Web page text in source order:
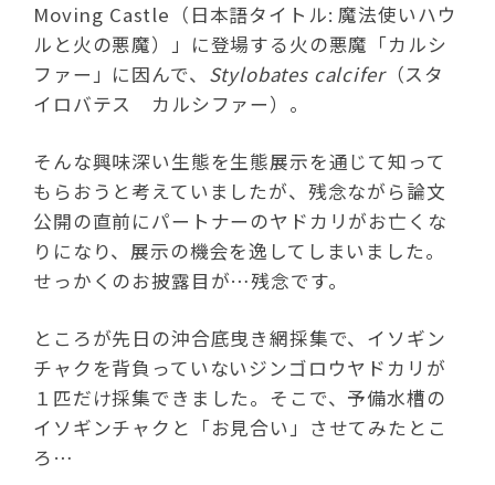
Moving Castle（日本語タイトル: 魔法使いハウ
ルと火の悪魔）」に登場する火の悪魔「カルシ
ファー」に因んで、 Stylobates calcifer（スタ
イロバテス カルシファー）。
そんな興味深い生態を生態展示を通じて知って
もらおうと考えていましたが、残念ながら論文
公開の直前にパートナーのヤドカリがお亡くな
りになり、展示の機会を逸してしまいました。
せっかくのお披露目が…残念です。
ところが先日の沖合底曳き網採集で、イソギン
チャクを背負っていないジンゴロウヤドカリが
１匹だけ採集できました。そこで、予備水槽の
イソギンチャクと「お見合い」させてみたとこ
ろ…